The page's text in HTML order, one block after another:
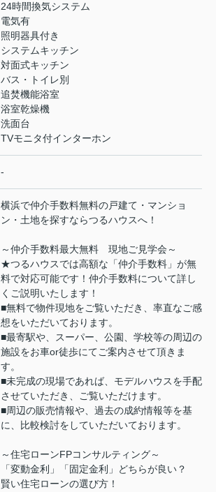
24時間換気システム
電気有
照明器具付き
システムキッチン
対面式キッチン
バス・トイレ別
追焚機能浴室
浴室乾燥機
洗面台
TVモニタ付インターホン
-
横浜で仲介手数料無料の戸建て・マンショ
ン・土地を探すならつるハウスへ！
～仲介手数料最大無料 現地ご見学会～
★つるハウスでは高額な「仲介手数料」が無
料で対応可能です！仲介手数料について詳し
くご説明いたします！
■無料で物件現地をご覧いただき、率直なご感
想をいただいております。
■最寄駅や、スーパー、公園、学校等の周辺の
施設をお車or徒歩にてご案内させて頂きま
す。
■未完成の現場であれば、モデルハウスを手配
させていただき、ご覧いただけます。
■周辺の販売情報や、過去の成約情報等を基
に、比較検討をしていただいております。
～住宅ローンFPコンサルティング～
「変動金利」「固定金利」どちらが良い？
賢い住宅ローンの選び方！